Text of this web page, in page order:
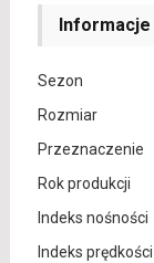
Informacje
Sezon
Rozmiar
Przeznaczenie
Rok produkcji
Indeks nośności
Indeks prędkości